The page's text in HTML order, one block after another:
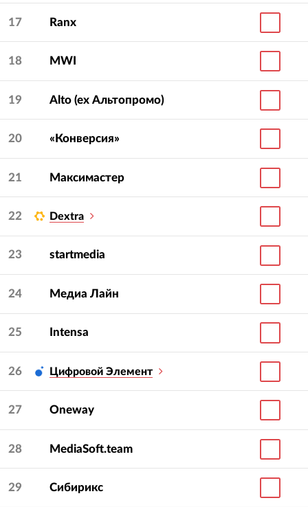
17 Ranx
18 MWI
19 Alto (ex Альтопромо)
20 «Конверсия»
21 Максимастер
22 Dextra
23 startmedia
24 Медиа Лайн
25 Intensa
26 Цифровой Элемент
27 Oneway
28 MediaSoft.team
29 Сибирикс